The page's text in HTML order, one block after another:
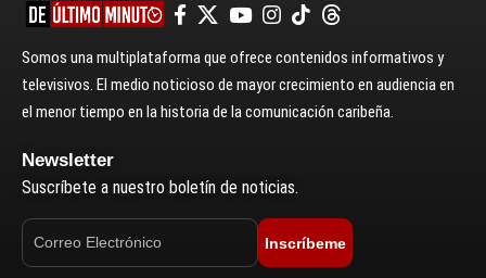
Somos una multiplataforma que ofrece contenidos informativos y
televisivos. El medio noticioso de mayor crecimiento en audiencia en
el menor tiempo en la historia de la comunicación caribeña.
Newsletter
Suscríbete a nuestro boletín de noticias.
Inscríbeme